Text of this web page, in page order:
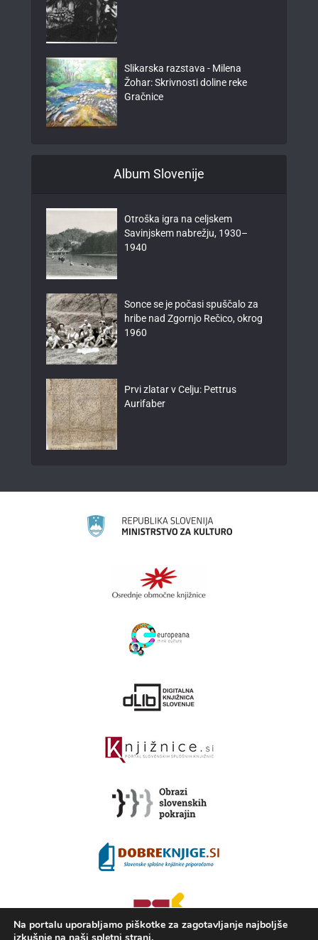
Slikarska razstava - Milena
Žohar: Skrivnosti doline reke
Gračnice
Album Slovenije
Otroška igra na celjskem
Savinjskem nabrežju, 1930–
1940
Sonce se je počasi spuščalo za
hribe nad Zgornjo Rečico, okrog
1960
Prvi zlatar v Celju: Pettrus
Aurifaber
Na portalu uporabljamo piškotke za zagotavljanje najboljše